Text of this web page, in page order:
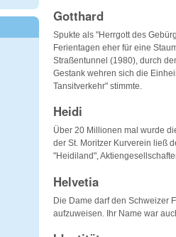
Gotthard
Spukte als "Herrgott des
Ferientagen eher für eine
Straßentunnel (1980), durch
Gestank wehren sich die
Tansitverkehr" stimmte.
Heidi
Über 20 Millionen mal wurde
der St. Moritzer Kurverein ließ
"Heidiland",
Helvetia
Die Dame darf den Schweizer
aufzuweisen. Ihr Name war